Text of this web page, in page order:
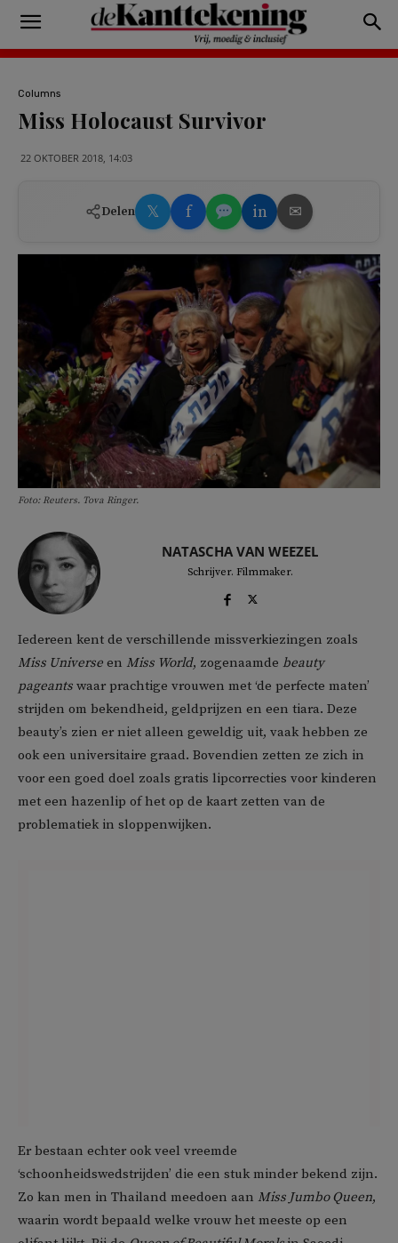
Columns
Miss Holocaust Survivor
22 OKTOBER 2018, 14:03
Delen 𝕏 f in ✉
Foto: Reuters. Tova Ringer.
NATASCHA VAN WEEZEL
Schrijver. Filmmaker.
Iedereen kent de verschillende missverkiezingen zoals
Miss Universe en Miss World, zogenaamde beauty
pageants waar prachtige vrouwen met ‘de perfecte maten’
strijden om bekendheid, geldprijzen en een tiara. Deze
beauty’s zien er niet alleen geweldig uit, vaak hebben ze
ook een universitaire graad. Bovendien zetten ze zich in
voor een goed doel zoals gratis lipcorrecties voor kinderen
met een hazenlip of het op de kaart zetten van de
problematiek in sloppenwijken.
Er bestaan echter ook veel vreemde
‘schoonheidswedstrijden’ die een stuk minder bekend zijn.
Zo kan men in Thailand meedoen aan Miss Jumbo Queen,
waarin wordt bepaald welke vrouw het meeste op een